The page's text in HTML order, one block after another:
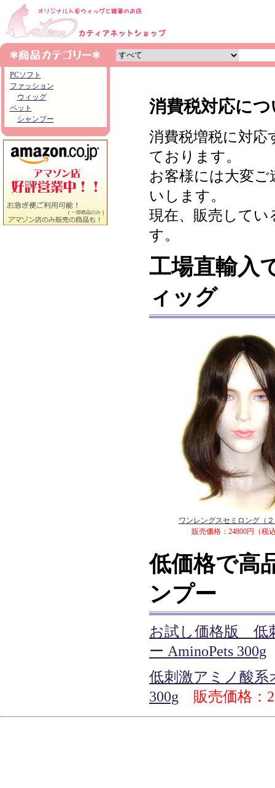
PCソフト
ファッション
ウィッグ
ペット
シャンプー
消費税対応に
消費税増税に対応
ております。
お客様には大変
いします。
現在、販売して
す。
工場直輸入
ィッグ
ワンレングスセミロング（
販売価格：24800円（税
低価格で高
ンプー
お試し価格版 低
ー AminoPets 300g
低刺激アミノ酸系
300g
販売価格：